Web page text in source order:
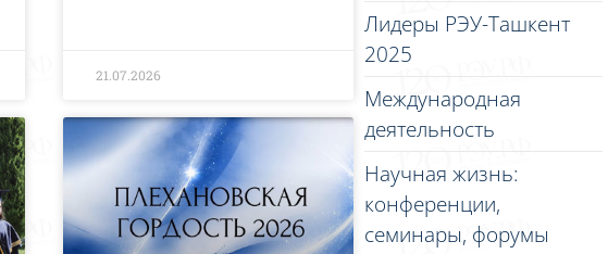
21.07.2026
Лидеры РЭУ-Ташкент
2025
Международная
деятельность
Научная жизнь:
конференции,
семинары, форумы